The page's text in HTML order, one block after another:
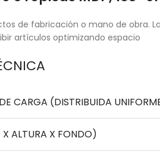
de fabricación o mano de obra.
artículos optimizando espacio
CARGA (DISTRIBUIDA
ALTURA X FONDO)